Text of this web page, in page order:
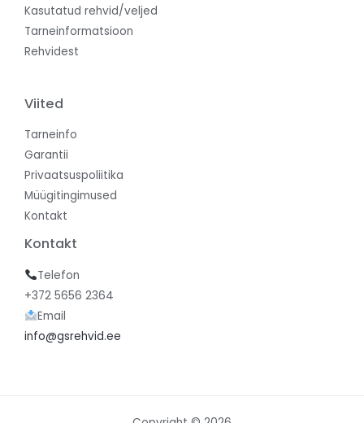
Kasutatud rehvid/veljed
Tarneinformatsioon
Rehvidest
Viited
Tarneinfo
Garantii
Privaatsuspoliitika
Müügitingimused
Kontakt
Kontakt
Telefon
+372 5656 2364
Email
info@gsrehvid.ee